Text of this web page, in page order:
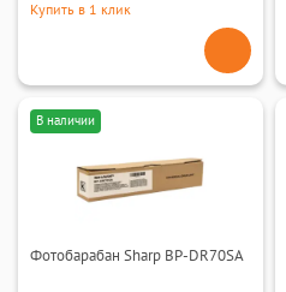
Купить в 1 клик
В наличии
Фотобарабан Sharp BP-DR70SA